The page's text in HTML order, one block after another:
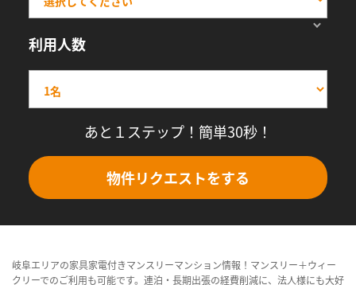
利用人数
あと１ステップ！簡単30秒！
物件リクエストをする
岐阜エリアの家具家電付きマンスリーマンション情報！マンスリー＋ウィー
クリーでのご利用も可能です。連泊・長期出張の経費削減に、法人様にも大好